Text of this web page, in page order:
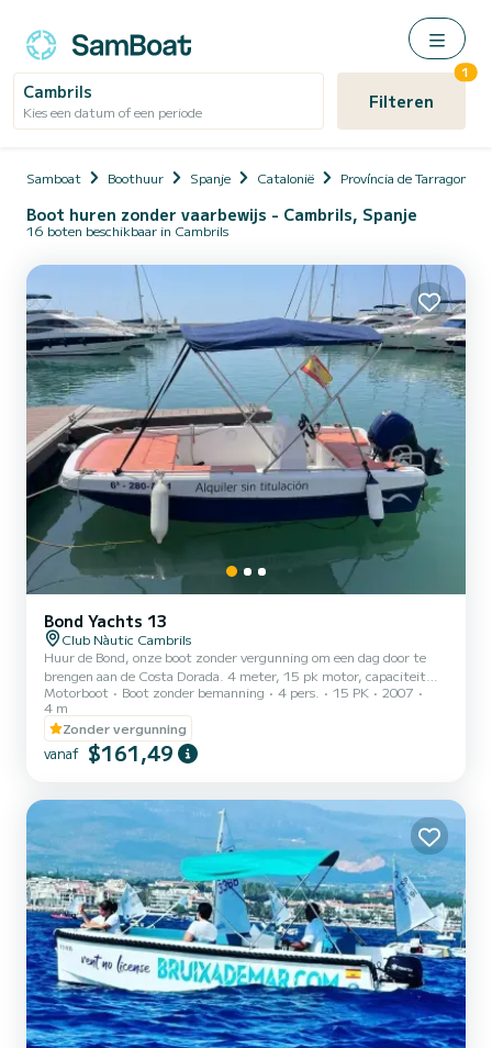
Cambrils
Kies een datum of een periode Filteren
1
Samboat Boothuur Spanje Catalonië Província de Tarragona
Boot huren zonder vaarbewijs - Cambrils, Spanje
16 boten beschikbaar in Cambrils
Bond Yachts 13
Club Nàutic Cambrils
Huur de Bond, onze boot zonder vergunning om een dag door te
brengen aan de Costa Dorada. 4 meter, 15 pk motor, capaciteit
voor 5 personen. Je hebt geen enkel vaarbewijs nodig - alleen je ID.
We leggen je de basis uit in vijftien minuten en dan kun je gaan
varen. Vertrek vanuit de haven van Cambrils. Het is de ideale boot
als je er nog nooit een hebt bestuurd: licht, gemakkelijk te
hanteren en zeer eenvoudig te navigeren. Perfect om op eigen
Motorboot Boot zonder bemanning 4 pers. 15 PK
2007
4 m
Zonder vergunning
vanaf $161,49